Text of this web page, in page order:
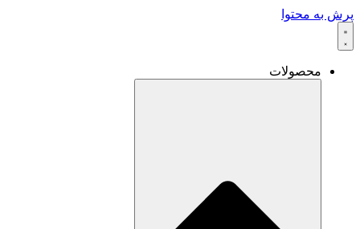
پرش به محتوا
محصولات